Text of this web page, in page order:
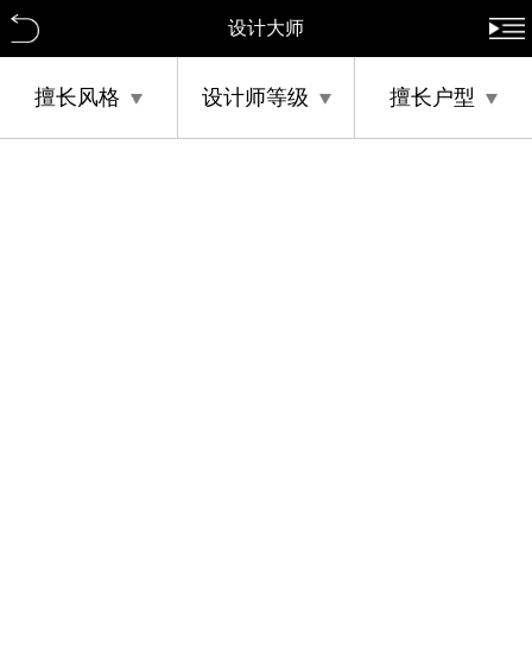
设计大师
擅长风格 设计师等级 擅长户型